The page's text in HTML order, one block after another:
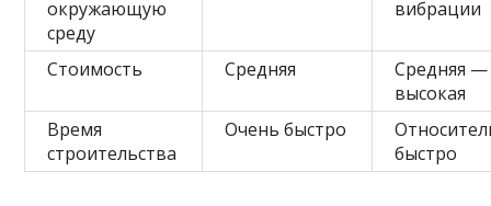
окружающую
среду
вибрации
Стоимость Средняя
Средняя —
высокая
Время
строительства
Очень быстро
быстро